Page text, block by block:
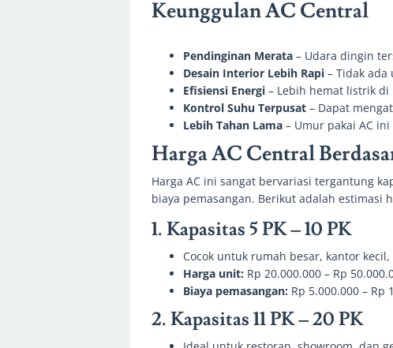
Keunggulan AC Central
Pendinginan Merata – Udara dingin
Desain Interior Lebih Rapi – Tidak
Efisiensi Energi – Lebih hemat listrik di
Kontrol Suhu Terpusat – Dapat
Lebih Tahan Lama – Umur pakai AC
Harga AC Central
Harga AC ini sangat bervariasi tergantung
biaya pemasangan. Berikut adalah estimasi
1. Kapasitas 5 PK – 10 PK
Cocok untuk rumah besar, kantor kecil,
Harga unit: Rp 20.000.000 – Rp
Biaya pemasangan: Rp 5.000.000 – Rp
2. Kapasitas 11 PK – 20 PK